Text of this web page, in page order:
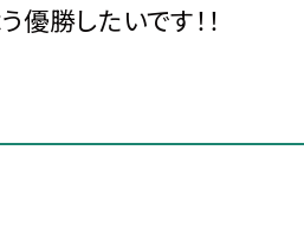
勝したいです！！